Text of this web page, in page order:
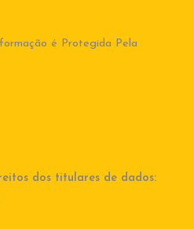
é Protegida Pela
dos titulares de dados: